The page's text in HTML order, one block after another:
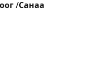
/Санаа